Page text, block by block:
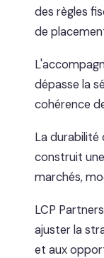
des règles
de
dépasse la
cohérence
La durabilité
construit
marchés,
LCP
ajuster la
et aux